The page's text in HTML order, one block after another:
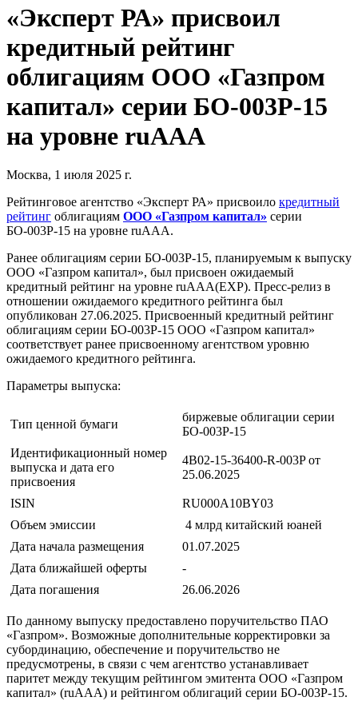
«Эксперт РА» присвоил
кредитный рейтинг
облигациям ООО «Газпром
капитал» серии БО-003Р-15
на уровне ruAAA
Москва, 1 июля 2025 г.
Рейтинговое агентство «Эксперт РА» присвоило кредитный
рейтинг облигациям ООО «Газпром капитал» серии
БО-003Р-15 на уровне ruAAA.
Ранее облигациям серии БО-003Р-15, планируемым к выпуску
ООО «Газпром капитал», был присвоен ожидаемый
кредитный рейтинг на уровне ruAAA(EXP). Пресс-релиз в
отношении ожидаемого кредитного рейтинга был
опубликован 27.06.2025. Присвоенный кредитный рейтинг
облигациям серии БО-003Р-15 ООО «Газпром капитал»
соответствует ранее присвоенному агентством уровню
ожидаемого кредитного рейтинга.
Параметры выпуска:
Тип ценной бумаги
биржевые облигации серии
БО-003Р-15
Идентификационный номер
выпуска и дата его
присвоения
4B02-15-36400-R-003P от
25.06.2025
ISIN
RU000A10BY03
Объем эмиссии
4 млрд китайский юаней
Дата начала размещения
01.07.2025
Дата ближайшей оферты
-
Дата погашения
26.06.2026
По данному выпуску предоставлено поручительство ПАО
«Газпром». Возможные дополнительные корректировки за
субординацию, обеспечение и поручительство не
предусмотрены, в связи с чем агентство устанавливает
паритет между текущим рейтингом эмитента ООО «Газпром
капитал» (ruAAA) и рейтингом облигаций серии БО-003Р-15.